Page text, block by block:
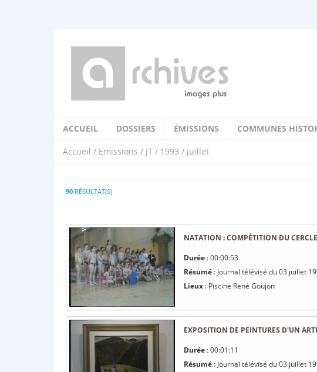
ACCUEIL DOSSIERS ÉMISSIONS COMMUNES
Accueil / Emissions / JT / 1993 / juillet
90 RÉSULTAT(S)
NATATION : COMPÉTITION DU
Durée : 00:00:53
Résumé : Journal télévisé du 03 juillet
Lieux : Piscine René Goujon
EXPOSITION DE PEINTURES D'UN
Durée : 00:01:11
Résumé : Journal télévisé du 03 juillet